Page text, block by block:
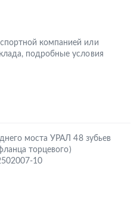
компанией или
подробные условия
моста УРАЛ 48 зубьев
торцевого)
10